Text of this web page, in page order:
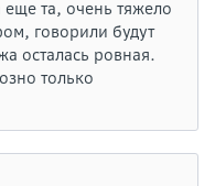
та, очень тяжело
говорили будут
осталась ровная.
только